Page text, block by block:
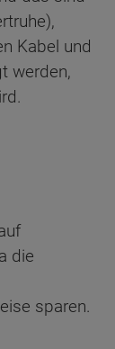
Kabel und
werden,
die
sparen.